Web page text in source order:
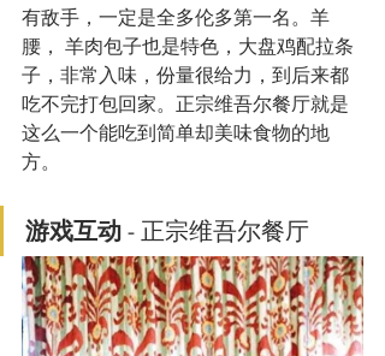
有敌手，一定是全多伦多第一名。羊
腰， 羊肉包子也是特色，大盘鸡配拉条
子，非常入味，份量很给力，到后来都
吃不完打包回家。正宗维吾尔餐厅就是
这么一个能吃到简单却美味食物的地
方。
游戏互动 - 正宗维吾尔餐厅